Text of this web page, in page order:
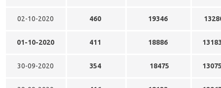
02-10-2020 460 19346
01-10-2020 411 18886
30-09-2020 354 18475